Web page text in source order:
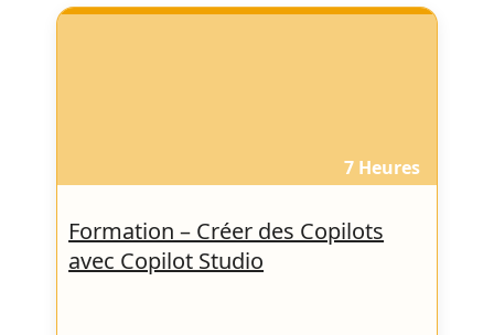
7 Heures
Formation – Créer des Copilots
avec Copilot Studio